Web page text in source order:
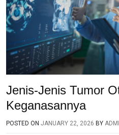
Jenis-Jenis Tumor
Keganasannya
POSTED ON JANUARY 22, 2026 BY